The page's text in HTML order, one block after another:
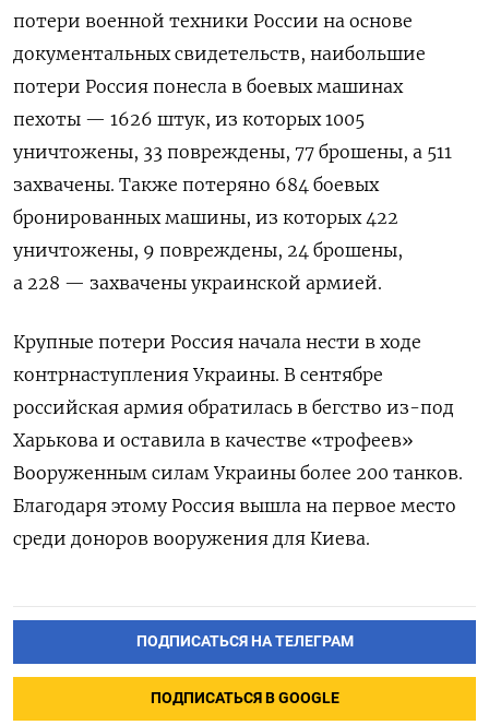
потери военной техники России на основе
документальных свидетельств, наибольшие
потери Россия понесла в боевых машинах
пехоты — 1626 штук, из которых 1005
уничтожены, 33 повреждены, 77 брошены, а 511
захвачены. Также потеряно 684 боевых
бронированных машины, из которых 422
уничтожены, 9 повреждены, 24 брошены,
а 228 — захвачены украинской армией.
Крупные потери Россия начала нести в ходе
контрнаступления Украины. В сентябре
российская армия обратилась в бегство из-под
Харькова и оставила в качестве «трофеев»
Вооруженным силам Украины более 200 танков.
Благодаря этому Россия вышла на первое место
среди доноров вооружения для Киева.
ПОДПИСАТЬСЯ НА ТЕЛЕГРАМ
ПОДПИСАТЬСЯ В GOOGLE